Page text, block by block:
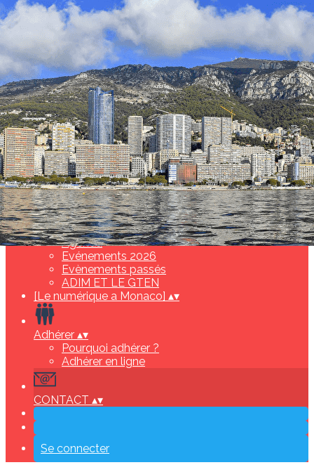
Exporter les lignes sélectionnées
Exporter toutes les colonnes
Exporter uniquement les colonnes affichées
Menu
Ajoutez un logo, un bouton, des réseaux sociaux
Cliquez pour éditer
[L'association]▴▾
Actus et événements▴▾
Actualités
Agenda
Evénements 2026
Evènements passés
ADIM ET LE GTEN
[Le numérique a Monaco] ▴▾
Adhérer ▴▾
Pourquoi adhérer ?
Adhérer en ligne
CONTACT ▴▾
Se connecter